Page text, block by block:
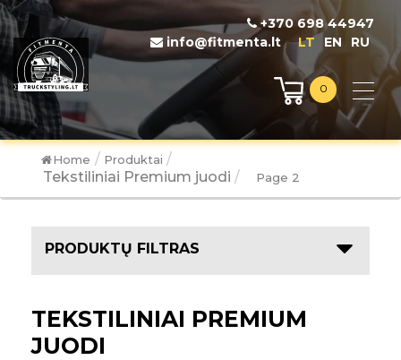
+370 698 44947
info@fitmenta.lt
LT EN RU
0
Home / Produktai /
Tekstiliniai Premium juodi / Page 2
PRODUKTŲ FILTRAS
TEKSTILINIAI PREMIUM
JUODI